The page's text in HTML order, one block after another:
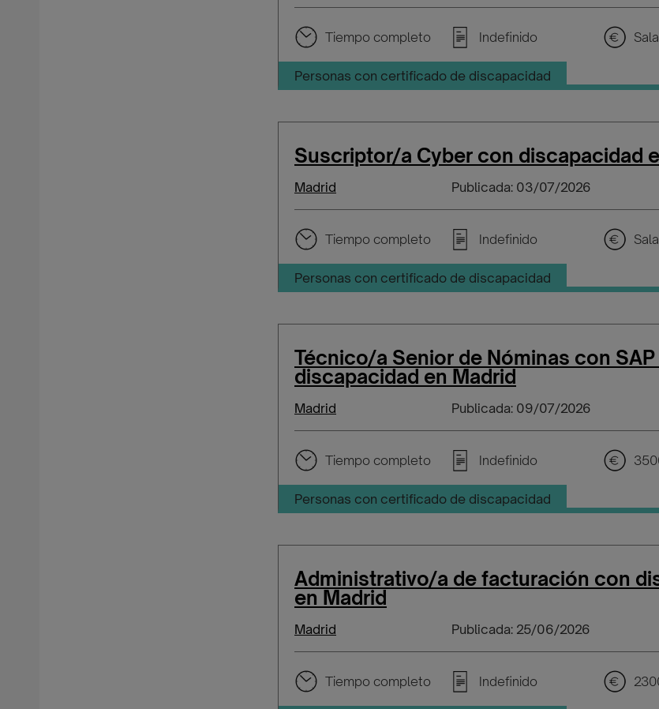
Tiempo completo Indefinido
Personas con certificado de discapacidad
Suscriptor/a Cyber con discapacidad
Madrid Publicada: 03/07/2026
Tiempo completo Indefinido
Personas con certificado de discapacidad
Técnico/a Senior de Nóminas con
discapacidad en Madrid
Madrid Publicada: 09/07/2026
Tiempo completo Indefinido
Personas con certificado de discapacidad
Administrativo/a de facturación con
en Madrid
Madrid Publicada: 25/06/2026
Tiempo completo Indefinido